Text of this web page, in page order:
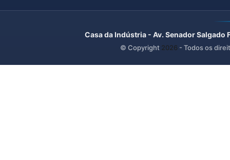
Casa da Indústria - Av. Senador
© Copyright 2026 - Todos os